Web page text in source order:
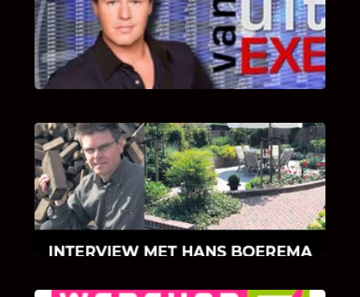
Bekijk hier de fragmenten van de deelname
van Bricks and Stones aan dit programma.
INTERVIEW MET HANS BOEREMA
Hoe Bricks and Stones ontstaan is en wat
Hans Boerema motiveert in de wereld van
klinkers en tegels!